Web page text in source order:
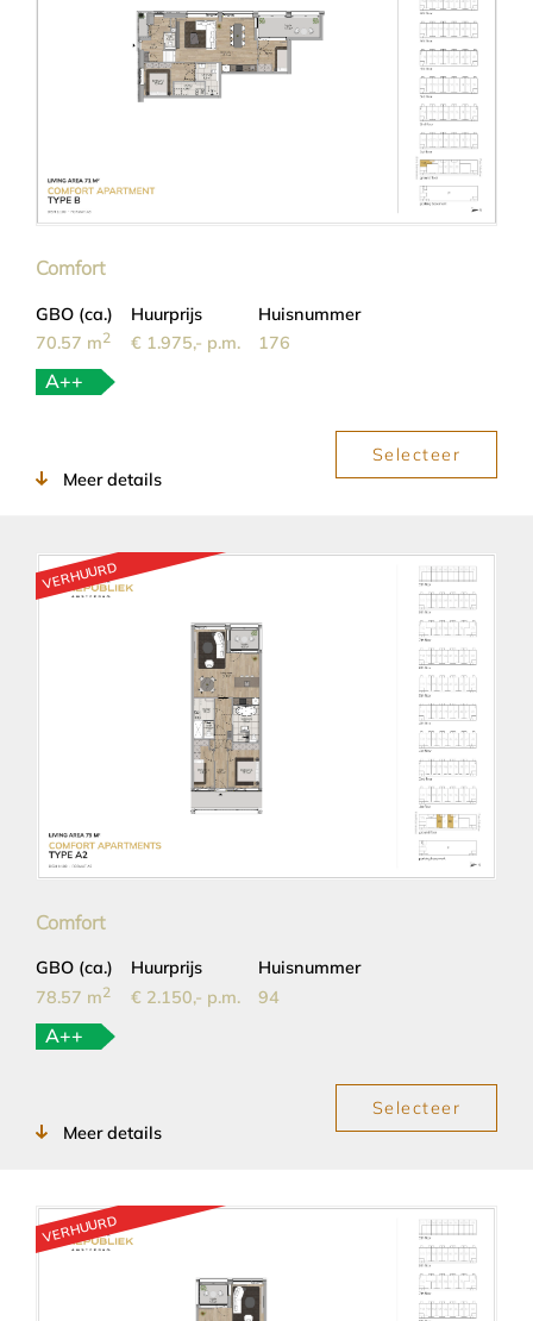
Comfort
GBO (ca.)
70.57 m2
Huurprijs
€ 1.975,- p.m.
Huisnummer
176
A++
Meer details
Selecteer
VERHUURD
Comfort
GBO (ca.)
78.57 m2
Huurprijs
€ 2.150,- p.m.
Huisnummer
94
A++
Meer details
Selecteer
VERHUURD